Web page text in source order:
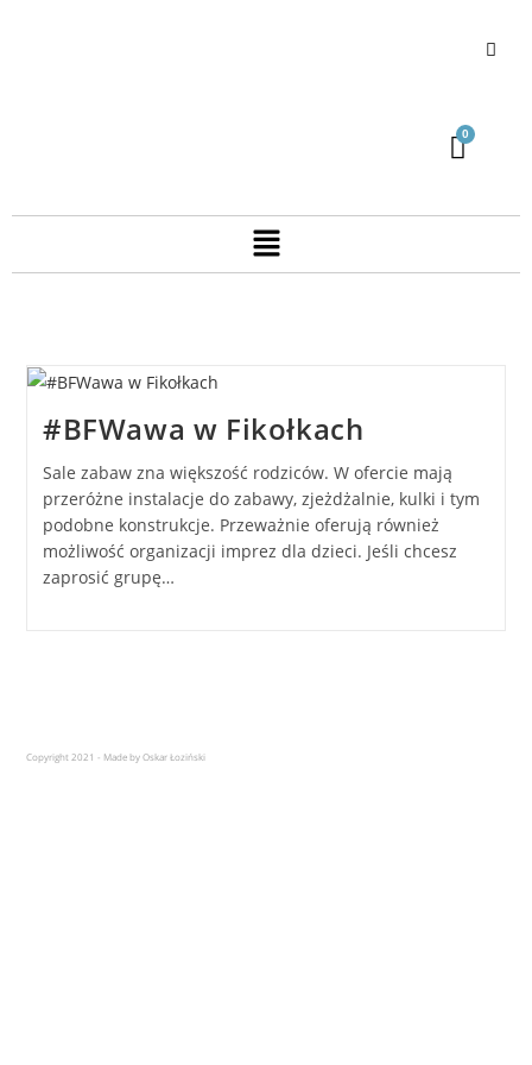
#BFWawa w Fikołkach
Sale zabaw zna większość rodziców. W ofercie mają
przeróżne instalacje do zabawy, zjeżdżalnie, kulki i tym
podobne konstrukcje. Przeważnie oferują również
możliwość organizacji imprez dla dzieci. Jeśli chcesz
zaprosić grupę…
Copyright 2021 - Made by Oskar Łoziński